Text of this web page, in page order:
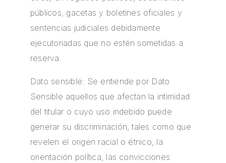
públicos, gacetas y boletines oficiales y
sentencias judiciales debidamente
ejecutoriadas que no estén sometidas a
reserva.
Dato sensible: Se entiende por Dato
Sensible aquellos que afectan la intimidad
del titular o cuyo uso indebido puede
generar su discriminación, tales como que
revelen el origen racial o étnico, la
orientación política, las convicciones